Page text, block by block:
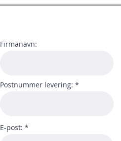
Firmanavn:
Postnummer levering:
E-post: